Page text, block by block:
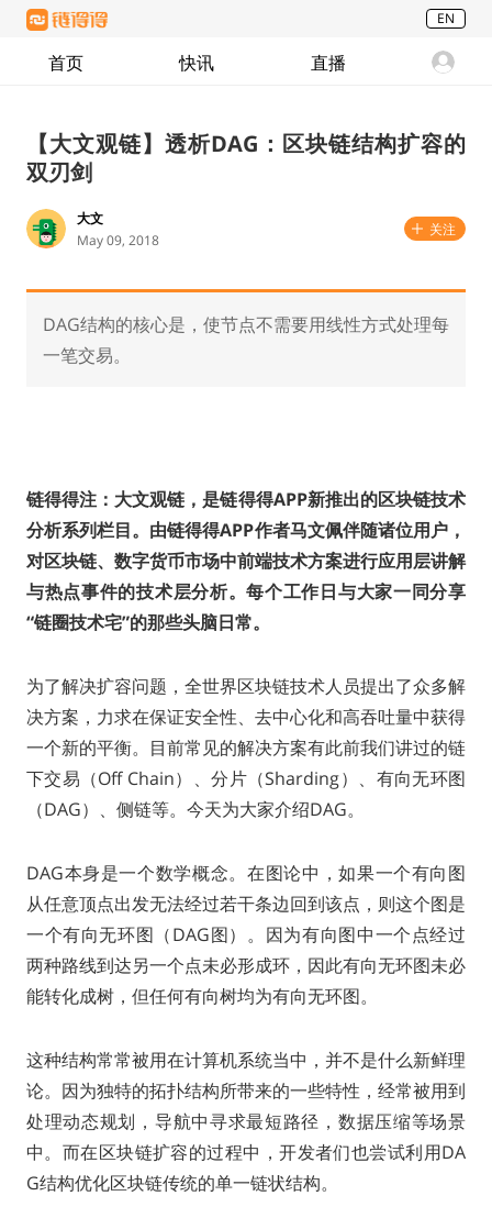
EN
首页 快讯 直播
【大文观链】透析DAG：区块链结构扩容的
双刃剑
大文
May 09, 2018
关注
DAG结构的核心是，使节点不需要用线性方式处理每
一笔交易。
链得得注：大文观链，是链得得APP新推出的区块链技术
分析系列栏目。由链得得APP作者马文佩伴随诸位用户，
对区块链、数字货币市场中前端技术方案进行应用层讲解
与热点事件的技术层分析。每个工作日与大家一同分享
“链圈技术宅”的那些头脑日常。
为了解决扩容问题，全世界区块链技术人员提出了众多解
决方案，力求在保证安全性、去中心化和高吞吐量中获得
一个新的平衡。目前常见的解决方案有此前我们讲过的链
下交易（Off Chain）、分片（Sharding）、有向无环图
（DAG）、侧链等。今天为大家介绍DAG。
DAG本身是一个数学概念。在图论中，如果一个有向图
从任意顶点出发无法经过若干条边回到该点，则这个图是
一个有向无环图（DAG图）。因为有向图中一个点经过
两种路线到达另一个点未必形成环，因此有向无环图未必
能转化成树，但任何有向树均为有向无环图。
这种结构常常被用在计算机系统当中，并不是什么新鲜理
论。因为独特的拓扑结构所带来的一些特性，经常被用到
处理动态规划，导航中寻求最短路径，数据压缩等场景
中。而在区块链扩容的过程中，开发者们也尝试利用DA
G结构优化区块链传统的单一链状结构。